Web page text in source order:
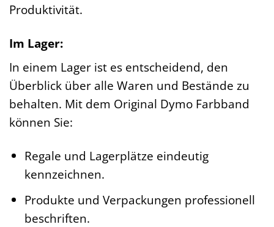
Produktivität.
Im Lager:
In einem Lager ist es entscheidend, den
Überblick über alle Waren und Bestände zu
behalten. Mit dem Original Dymo Farbband
können Sie:
Regale und Lagerplätze eindeutig
kennzeichnen.
Produkte und Verpackungen professionell
beschriften.